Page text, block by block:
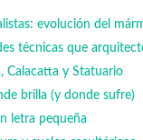
evolución del
técnicas que
Calacatta y Statuario
brilla (y donde sufre)
letra pequeña